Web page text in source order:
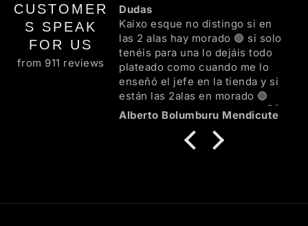
CUSTOMER
S SPEAK
FOR US
from 911 reviews
Dudas
Kaixo esque no distingo si en
las 2 alas hay morado 🟣 si solo
tenéis para una lo dejáis todo
plateado como cuando me lo
enseñó el jefe en la tienda y si
están las 2alas en morado 🟣
mejor mil ezker familia 💜🖤🌈👍
Alberto Bolumburu Mendicute